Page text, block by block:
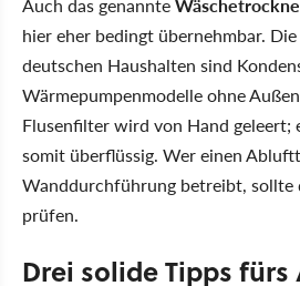
hier eher bedingt übernehmbar.
deutschen Haushalten sind
Wärmepumpenmodelle ohne
Flusenfilter wird von Hand geleert;
somit überflüssig. Wer einen
Wanddurchführung betreibt, sollte
prüfen.
Drei solide Tipps fürs